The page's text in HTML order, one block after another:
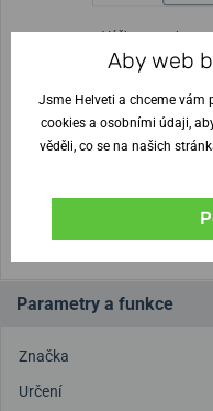
Výška pouzdra
9,7 mm
Nejste
(U tisku
Parametry a funkce
Značka
Určení
Aby web
Jsme Helveti a chceme vám
cookies a osobními údaji,
věděli, co se na našich